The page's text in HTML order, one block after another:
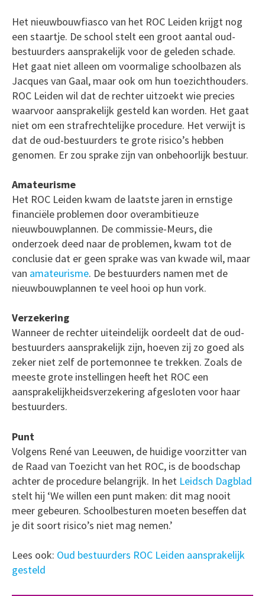
Het nieuwbouwfiasco van het ROC Leiden krijgt nog
een staartje. De school stelt een groot aantal oud-
bestuurders aansprakelijk voor de geleden schade.
Het gaat niet alleen om voormalige schoolbazen als
Jacques van Gaal, maar ook om hun toezichthouders.
ROC Leiden wil dat de rechter uitzoekt wie precies
waarvoor aansprakelijk gesteld kan worden. Het gaat
niet om een strafrechtelijke procedure. Het verwijt is
dat de oud-bestuurders te grote risico’s hebben
genomen. Er zou sprake zijn van onbehoorlijk bestuur.
Amateurisme
Het ROC Leiden kwam de laatste jaren in ernstige
financiële problemen door overambitieuze
nieuwbouwplannen. De commissie-Meurs, die
onderzoek deed naar de problemen, kwam tot de
conclusie dat er geen sprake was van kwade wil, maar
van amateurisme. De bestuurders namen met de
nieuwbouwplannen te veel hooi op hun vork.
Verzekering
Wanneer de rechter uiteindelijk oordeelt dat de oud-
bestuurders aansprakelijk zijn, hoeven zij zo goed als
zeker niet zelf de portemonnee te trekken. Zoals de
meeste grote instellingen heeft het ROC een
aansprakelijkheidsverzekering afgesloten voor haar
bestuurders.
Punt
Volgens René van Leeuwen, de huidige voorzitter van
de Raad van Toezicht van het ROC, is de boodschap
achter de procedure belangrijk. In het Leidsch Dagblad
stelt hij ‘We willen een punt maken: dit mag nooit
meer gebeuren. Schoolbesturen moeten beseffen dat
je dit soort risico’s niet mag nemen.’
Lees ook: Oud bestuurders ROC Leiden aansprakelijk
gesteld